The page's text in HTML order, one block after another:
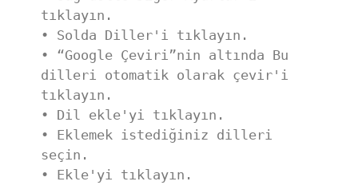
tıklayın.
• Solda Diller'i tıklayın.
• “Google Çeviri”nin altında Bu
dilleri otomatik olarak çevir'i
tıklayın.
• Dil ekle'yi tıklayın.
• Eklemek istediğiniz dilleri
seçin.
• Ekle'yi tıklayın.